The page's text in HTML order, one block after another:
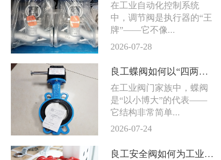
在工业自动化控制系统
中，调节阀是执行器的“王
牌”——它不像...
2026-07-28
良工蝶阀如何以“四两拨千斤”征服工业管道
在工业阀门家族中，蝶阀
是“以小博大”的代表——
它结构非常简单...
2026-07-24
良工安全阀如何为工业系统守住防线